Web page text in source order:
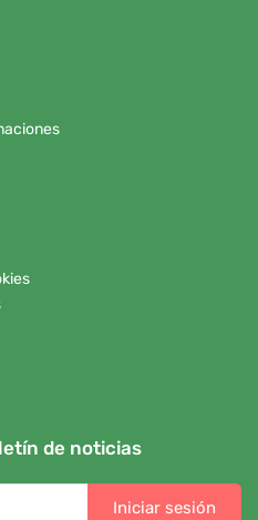
de noticias
Iniciar sesión